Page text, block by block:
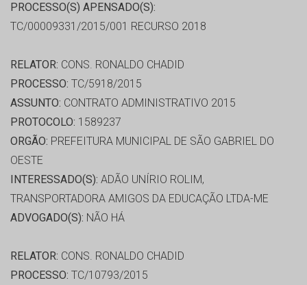
PROCESSO(S) APENSADO(S):
TC/00009331/2015/001 RECURSO 2018
RELATOR: CONS. RONALDO CHADID
PROCESSO: TC/5918/2015
ASSUNTO: CONTRATO ADMINISTRATIVO 2015
PROTOCOLO: 1589237
ORGÃO: PREFEITURA MUNICIPAL DE SÃO GABRIEL DO
OESTE
INTERESSADO(S): ADÃO UNÍRIO ROLIM,
TRANSPORTADORA AMIGOS DA EDUCAÇÃO LTDA-ME
ADVOGADO(S): NÃO HÁ
RELATOR: CONS. RONALDO CHADID
PROCESSO: TC/10793/2015